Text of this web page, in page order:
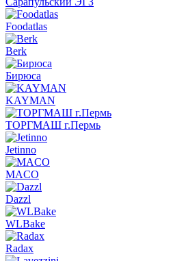
Foodatlas
Berk
Бирюса
KAYMAN
ТОРГМАШ г.Пермь
Jetinno
MACO
Dazzl
WLBake
Radax